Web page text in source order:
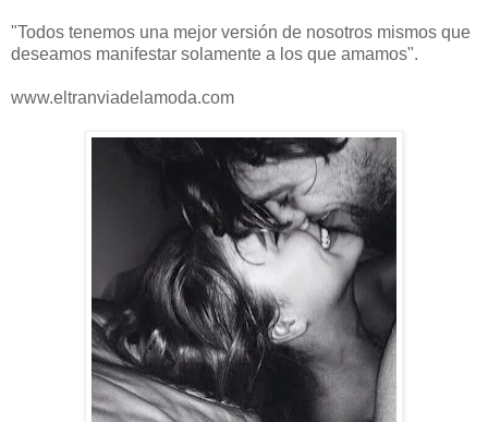
"Todos tenemos una mejor versión de nosotros mismos que
deseamos manifestar solamente a los que amamos".
www.eltranviadelamoda.com